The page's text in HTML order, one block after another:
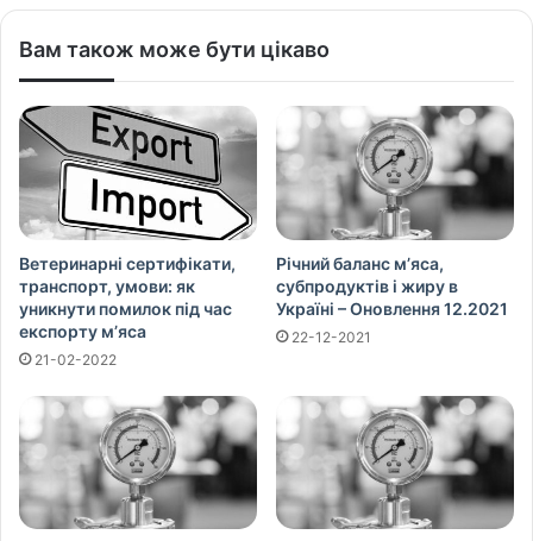
Вам також може бути цікаво
Ветеринарні сертифікати,
транспорт, умови: як
уникнути помилок під час
експорту м’яса
21-02-2022
Річний баланс м’яса,
субпродуктів і жиру в
Україні – Оновлення 12.2021
22-12-2021